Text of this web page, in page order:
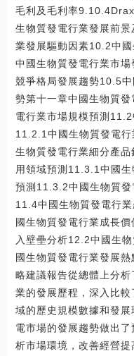
毛利及毛利率
生物質發電行業發展前
業發展驅動因素10.2中
中國生物質發電行業市
競爭格局發展趨勢10.5
勢第十一章中國生物質
電行業市場規模預測
11.2.1中國生物質發電
生物質發電行業細分產
用領域預測11.3.1中國
預測11.3.2中國生物質發
11.4中國生物質發電行
國生物質發電行業成長
入壁壘分析12.2中國生
國生物質發電行業發展
略建議報告從總體上分
業的發展歷程，深入比
域的歷史規模數據和發
電市場的發展趨勢做出
析市場環境，改善經營